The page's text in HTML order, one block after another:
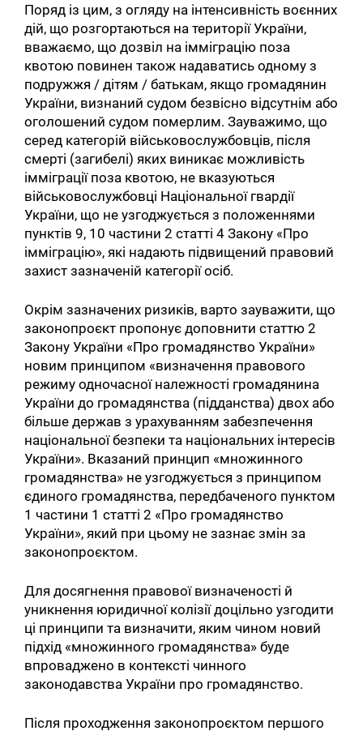
Поряд із цим, з огляду на інтенсивність воєнних
дій, що розгортаються на території України,
вважаємо, що дозвіл на імміграцію поза
квотою повинен також надаватись одному з
подружжя / дітям / батькам, якщо громадянин
України, визнаний судом безвісно відсутнім або
оголошений судом померлим. Зауважимо, що
серед категорій військовослужбовців, після
смерті (загибелі) яких виникає можливість
імміграції поза квотою, не вказуються
військовослужбовці Національної гвардії
України, що не узгоджується з положеннями
пунктів 9, 10 частини 2 статті 4 Закону «Про
імміграцію», які надають підвищений правовий
захист зазначеній категорії осіб.
Окрім зазначених ризиків, варто зауважити, що
законопроєкт пропонує доповнити статтю 2
Закону України «Про громадянство України»
новим принципом «визначення правового
режиму одночасної належності громадянина
України до громадянства (підданства) двох або
більше держав з урахуванням забезпечення
національної безпеки та національних інтересів
України». Вказаний принцип «множинного
громадянства» не узгоджується з принципом
єдиного громадянства, передбаченого пунктом
1 частини 1 статті 2 «Про громадянство
України», який при цьому не зазнає змін за
законопроєктом.
Для досягнення правової визначеності й
уникнення юридичної колізії доцільно узгодити
ці принципи та визначити, яким чином новий
підхід «множинного громадянства» буде
впроваджено в контексті чинного
законодавства України про громадянство.
Після проходження законопроєктом першого